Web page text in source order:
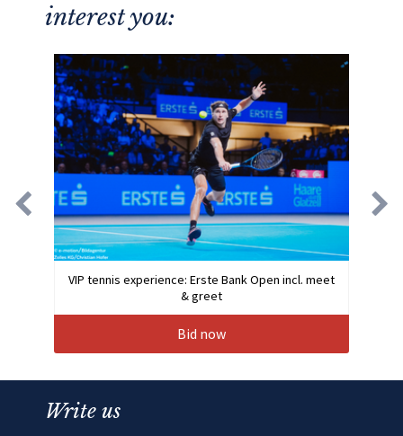
interest you:
VIP tennis experience: Erste Bank Open incl. meet
& greet
Bid now
Write us